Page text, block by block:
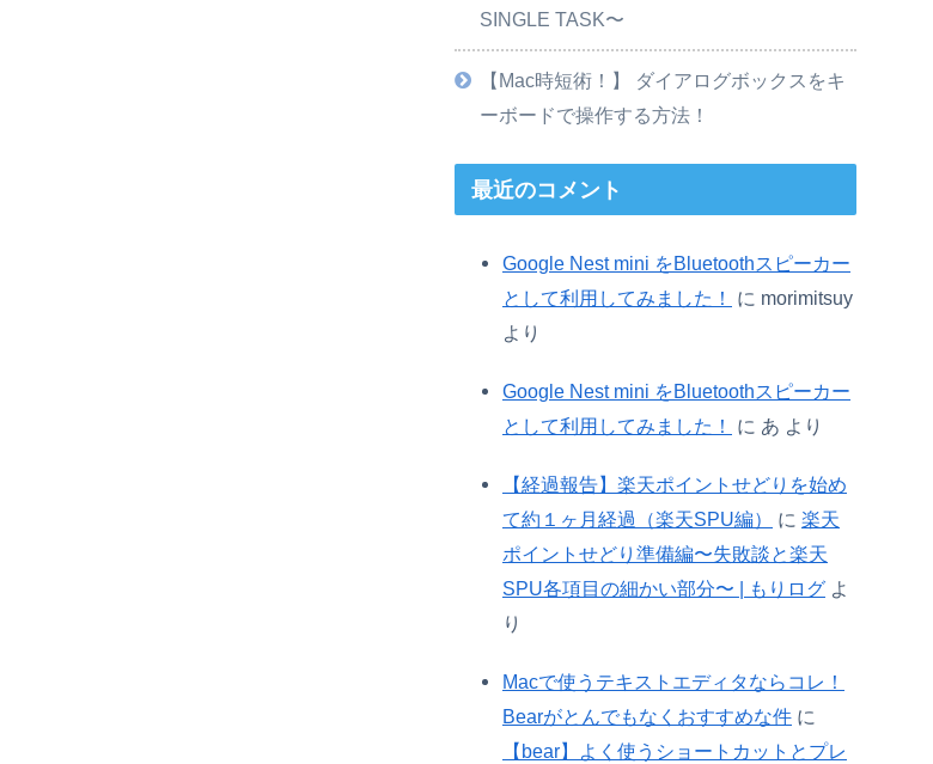
SINGLE TASK〜
【Mac時短術！】 ダイアログボックスをキ
ーボードで操作する方法！
最近のコメント
Google Nest mini をBluetoothスピーカー
として利用してみました！
に morimitsuy
より
Google Nest mini をBluetoothスピーカー
として利用してみました！
に あ より
【経過報告】楽天ポイントせどりを始め
て約１ヶ月経過（楽天SPU編）
に 楽天
ポイントせどり準備編〜失敗談と楽天
SPU各項目の細かい部分〜 | もりログ よ
り
Macで使うテキストエディタならコレ！
Bearがとんでもなくおすすめな件 に
【bear】よく使うショートカットとプレ